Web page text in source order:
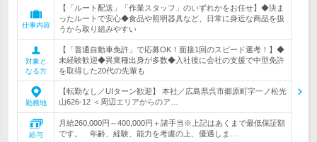
仕事内容
【「ルート配送」「作業スタッフ」のいずれかをお任せ】◆決ま
ったルートで安心◆食品や照明器具など、日常に身近な商品を扱
うから取り組みやすい
対象と
なる方
【「普通自動車免許」で応募OK！面接1回のスピード選考！】◆
未経験歓迎◆異業種出身が多数◆入社後に会社の支援で中型免許
を取得した20代の先輩も
勤務地
【転勤なし／UIターン歓迎】 本社／広島県呉市郷原町字一ノ松光
山626-12 ＜周辺エリアからのア…
給与
月給260,000円～400,000円＋諸手当※上記はあくまで最低保証額
です。 年齢、経験、能力を考慮の上、優遇しま…